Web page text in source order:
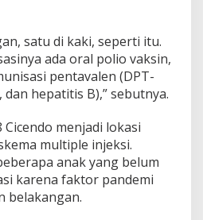
satu di kaki, seperti itu.
ada oral polio vaksin,
pentavalen (DPT-
hepatitis B),” sebutnya.
menjadi lokasi
multiple injeksi.
anak yang belum
karena faktor pandemi
belakangan.